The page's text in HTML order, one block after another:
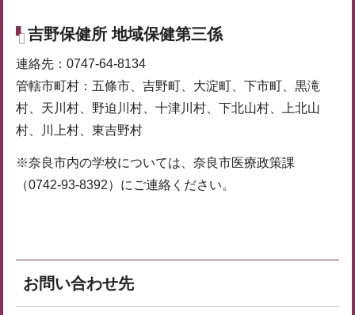
吉野保健所 地域保健第三係
連絡先：0747-64-8134
管轄市町村：五條市、吉野町、大淀町、下市町、黒滝
村、天川村、野迫川村、十津川村、下北山村、上北山
村、川上村、東吉野村
※奈良市内の学校については、奈良市医療政策課
（0742-93-8392）にご連絡ください。
お問い合わせ先